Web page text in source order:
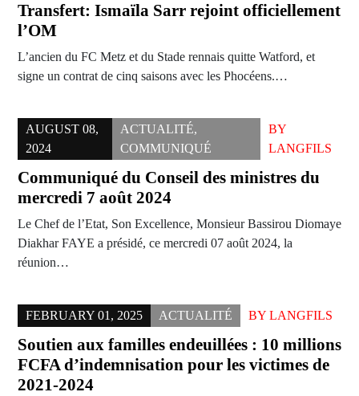
Transfert: Ismaïla Sarr rejoint officiellement
l’OM
L’ancien du FC Metz et du Stade rennais quitte Watford, et
signe un contrat de cinq saisons avec les Phocéens.…
AUGUST 08,
2024
ACTUALITÉ,
COMMUNIQUÉ
BY
LANGFILS
Communiqué du Conseil des ministres du
mercredi 7 août 2024
Le Chef de l’Etat, Son Excellence, Monsieur Bassirou Diomaye
Diakhar FAYE a présidé, ce mercredi 07 août 2024, la
réunion…
FEBRUARY 01, 2025 ACTUALITÉ BY LANGFILS
Soutien aux familles endeuillées : 10 millions
FCFA d’indemnisation pour les victimes de
2021-2024